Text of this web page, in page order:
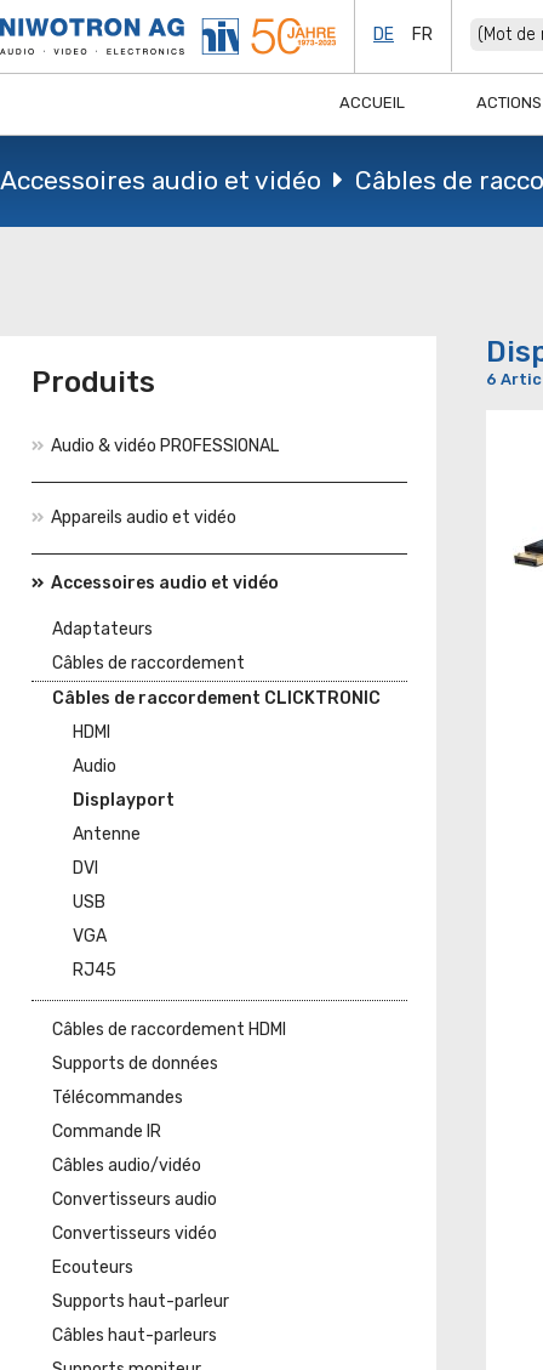
DE FR
ACCUEIL ACTIONS
Accessoires audio et vidéo Câbles de
Produits
Audio & vidéo PROFESSIONAL
Appareils audio et vidéo
Accessoires audio et vidéo
Adaptateurs
Câbles de raccordement
Câbles de raccordement CLICKTRONIC
HDMI
Audio
Displayport
Antenne
DVI
USB
VGA
RJ45
Câbles de raccordement HDMI
Supports de données
Télécommandes
Commande IR
Câbles audio/vidéo
Convertisseurs audio
Convertisseurs vidéo
Ecouteurs
Supports haut-parleur
Câbles haut-parleurs
6